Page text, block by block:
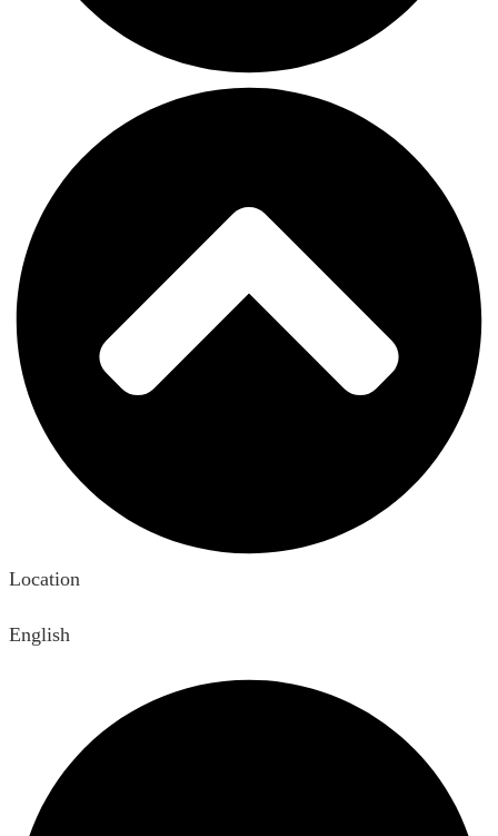
Location
English